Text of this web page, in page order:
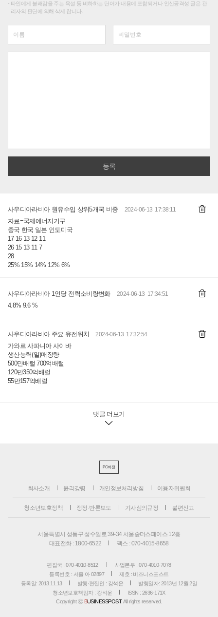
타인에게 불쾌감을 주는 욕설 등 비하하는 단어가 내용에 포함되거나 인신공격성 글은 관
리자의 판단에 의해 삭제 합니다.
사우디아라비아 원유수입 상위5개국 비중 2024-06-13 17:38:11
자료=국제에너지기구
중국 한국 일본 인도미국
17 16 13 12 11
26 15 13 11 7
28
25% 15% 14% 12% 6%
사우디아라비아 1인당 전력소비량변화 2024-06-13 17:34:51
4.8% 9.6 %
사우디아라비아 주요 유전위치 2024-06-13 17:32:54
가와르 사파니아 사이바
생산능력(일)매장량
500만배럴 700억배럴
120만350억배럴
55만157억배럴
댓글 더보기
PC버전
회사소개 윤리강령 개인정보처리방침 이용자위원회
청소년보호정책 정정·반론보도 기사심의규정 불편신고
서울특별시 성동구 성수일로 39-34 서울숲더스페이스 12층
대표전화 : 1800-6522
팩스 : 070-4015-8658
편집국 : 070-4010-8512
사업본부 : 070-4010-7078
등록번호 : 서울 아 02897
제호 : 비즈니스포스트
등록일: 2013.11.13
발행·편집인 : 강석운
발행일자: 2013년 12월 2일
청소년보호책임자 : 강석운
ISSN : 2636-171X
Copyright ⓒ BUSINESSPOST. All rights reserved.